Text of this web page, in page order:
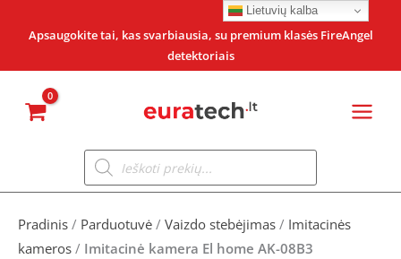
Apsaugokite tai, kas svarbiausia, su premium klasės FireAngel
detektoriais
Products
search
Pradinis / Parduotuvė / Vaizdo stebėjimas / Imitacinės
kameros / Imitacinė kamera El home AK-08B3
Lietuvių kalba